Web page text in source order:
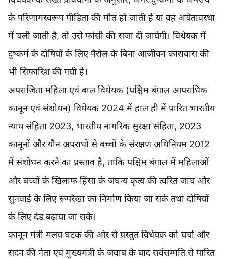
के परिणामस्वरूप पीड़िता की मौत हो जाती है या वह अचेतावस्था
में चली जाती है, तो उसे फांसी की सजा दी जायेगी। विधेयक में
दुष्कर्म के दोषियों के लिए पैरोल के बिना आजीवन कारावास की
भी सिफारिश की गयी है।
अपराजिता महिला एवं बाल विधेयक (पश्चिम बंगाल आपराधिक
कानून एवं संशोधन) विधेयक 2024 में हाल ही में पारित भारतीय
न्याय संहिता 2023, भारतीय नागरिक सुरक्षा संहिता, 2023
कानूनों और यौन अपराधों से बच्चों के संरक्षण अधिनियम 2012
में संशोधन करने का प्रस्ताव है, ताकि पश्चिम बंगाल में महिलाओं
और बच्चों के खिलाफ हिंसा के जघन्य कृत्य की त्वरित जांच और
सुनवाई के लिए रूपरेखा का निर्माण किया जा सके तथा दोषियों
के लिए दंड बढ़ाया जा सके।
कानून मंत्री मलय घटक की ओर से प्रस्तुत विधेयक को चर्चा और
सदन की नेता एवं मुख्यमंत्री के जवाब के बाद सर्वसम्मति से पारित